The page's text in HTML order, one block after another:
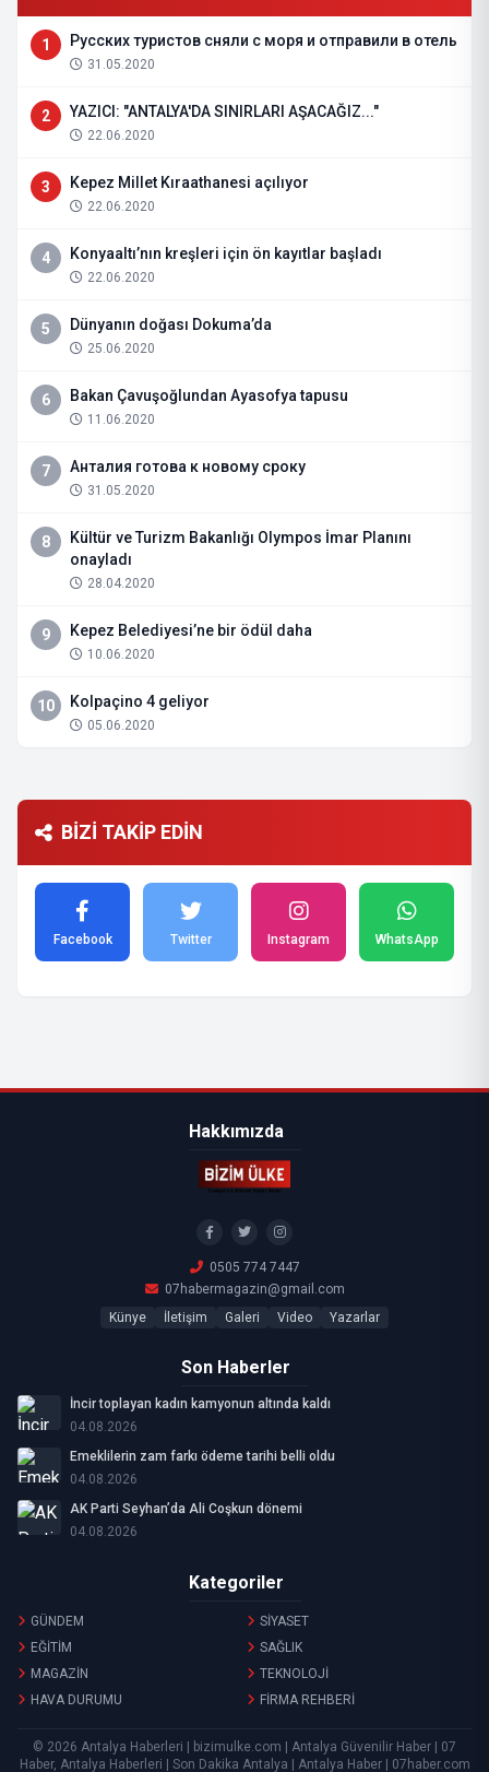
1 Русских туристов сняли с моря и отправили в отель
31.05.2020
2 YAZICI: "ANTALYA'DA SINIRLARI AŞACAĞIZ..."
22.06.2020
3 Kepez Millet Kıraathanesi açılıyor
22.06.2020
4 Konyaaltı’nın kreşleri için ön kayıtlar başladı
22.06.2020
5 Dünyanın doğası Dokuma’da
25.06.2020
6 Bakan Çavuşoğlundan Ayasofya tapusu
11.06.2020
7 Анталия готова к новому сроку
31.05.2020
8
Kültür ve Turizm Bakanlığı Olympos İmar Planını
onayladı
28.04.2020
9 Kepez Belediyesi’ne bir ödül daha
10.06.2020
10 Kolpaçino 4 geliyor
05.06.2020
BİZİ TAKİP EDİN
Facebook Twitter Instagram WhatsApp
Hakkımızda
0505 774 7447
07habermagazin@gmail.com
Künye
İletişim Galeri Video Yazarlar
Son Haberler
İncir toplayan kadın kamyonun altında kaldı
04.08.2026
Emeklilerin zam farkı ödeme tarihi belli oldu
04.08.2026
AK Parti Seyhan’da Ali Coşkun dönemi
04.08.2026
Kategoriler
GÜNDEM
SİYASET
EĞİTİM
SAĞLIK
MAGAZİN
TEKNOLOJİ
HAVA DURUMU
FİRMA REHBERİ
© 2026 Antalya Haberleri | bizimulke.com | Antalya Güvenilir Haber | 07
Haber, Antalya Haberleri | Son Dakika Antalya | Antalya Haber | 07haber.com